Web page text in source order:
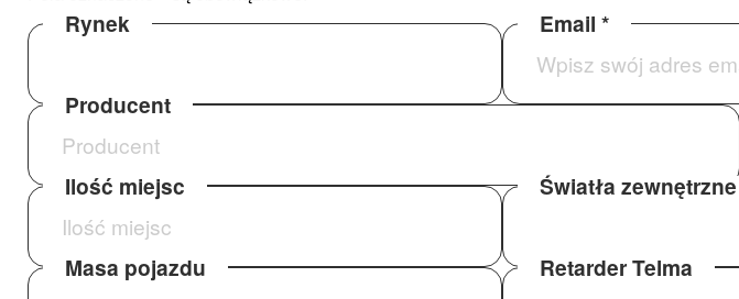
Rynek Email *
Producent
Ilość miejsc Światła zewnętrzne
Masa pojazdu Retarder Telma